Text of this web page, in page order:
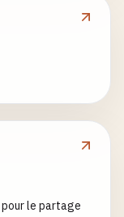
pour le partage